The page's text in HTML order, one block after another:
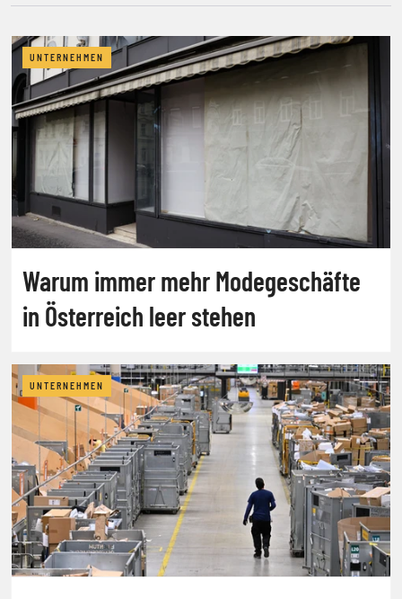
UNTERNEHMEN
Warum immer mehr Modegeschäfte
in Österreich leer stehen
UNTERNEHMEN